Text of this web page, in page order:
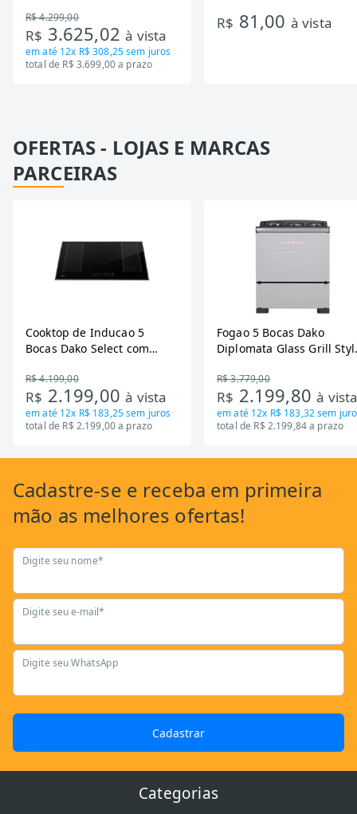
Tecnologia Inverter, Branco,
Bivolt
R$ 4.299,00
R$ 3.625,02à vista
em até 12x R$ 308,25sem juros
total de R$ 3.699,00 a prazo
R$ 81,00 à vista
OFERTAS - LOJAS E MARCAS
PARCEIRAS
Cooktop de Inducao 5
Bocas Dako Select com
R$ 4.199,00
R$ 2.199,00à vista
em até 12x R$ 183,25sem juros
total de R$ 2.199,00 a prazo
Fogao 5 Bocas Dako
Diplomata Glass Grill
R$ 3.779,00
R$ 2.199,80à
em até 12x R$ 183,32sem
total de R$ 2.199,84 a prazo
Cadastre-se e receba em primeira
mão as melhores ofertas!
Digite seu nome*
Digite seu e-mail*
Digite seu WhatsApp
Cadastrar
Categorias